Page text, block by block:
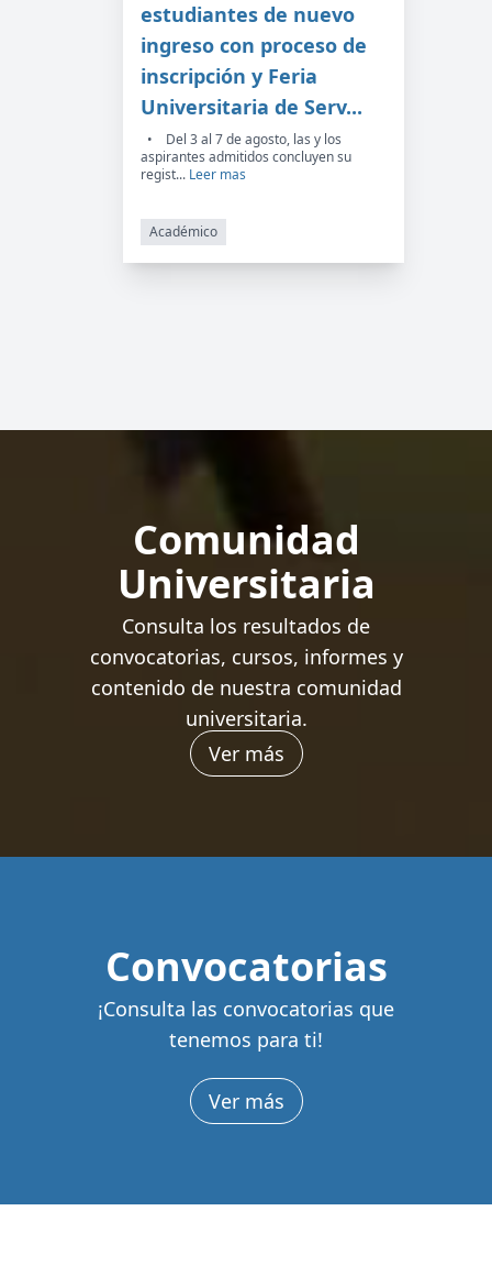
estudiantes de nuevo
ingreso con proceso de
inscripción y Feria
Universitaria de Serv...
• Del 3 al 7 de agosto, las y los
aspirantes admitidos concluyen su
regist... Leer mas
Académico
Comunidad
Universitaria
Consulta los resultados de
convocatorias, cursos, informes y
contenido de nuestra comunidad
universitaria.
Ver más
Convocatorias
¡Consulta las convocatorias que
tenemos para ti!
Ver más